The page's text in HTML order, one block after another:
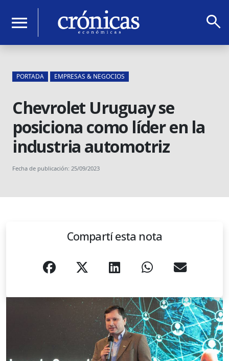
menu search
PORTADA EMPRESAS & NEGOCIOS
Chevrolet Uruguay se
posiciona como líder en la
industria automotriz
Fecha de publicación: 25/09/2023
Compartí esta nota